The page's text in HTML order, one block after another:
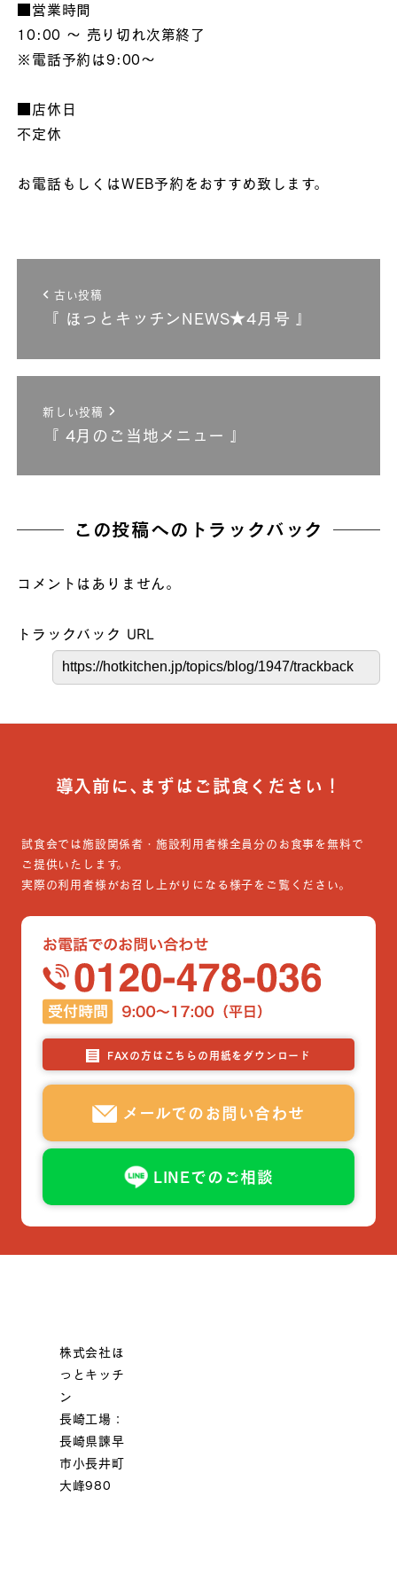
■営業時間
10:00 ～ 売り切れ次第終了
※電話予約は9:00～
■店休日
不定休
お電話もしくはWEB予約をおすすめ致します。
古い投稿
『 ほっとキッチンNEWS★4月号 』
新しい投稿
『 4月のご当地メニュー 』
この投稿へのトラックバック
コメントはありません。
トラックバック URL
導入前に､まずはご試食ください！
試食会では施設関係者・施設利用者様全員分のお食事を無料で
ご提供いたします。
実際の利用者様がお召し上がりになる様子をご覧ください。
FAXの方はこちらの用紙をダウンロード
メールでのお問い合わせ
LINEでのご相談
株式会社ほ
っとキッチ
ン
長崎工場：
長崎県諫早
市小長井町
大峰980